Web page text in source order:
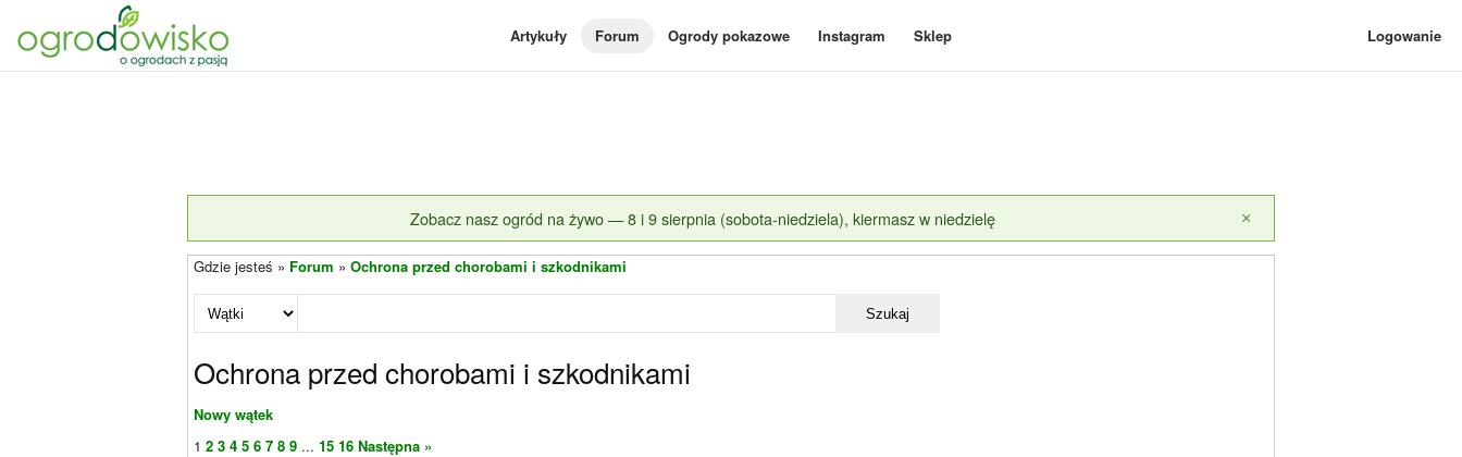
Artykuły Forum Ogrody pokazowe Instagram Sklep Logowanie
Zobacz nasz ogród na żywo — 8 i 9 sierpnia (sobota-niedziela), kiermasz w niedzielę ×
Gdzie jesteś » Forum » Ochrona przed chorobami i szkodnikami
Szukaj
Ochrona przed chorobami i szkodnikami
Nowy wątek
1 2 3 4 5 6 7 8 9 ... 15 16 Następna »